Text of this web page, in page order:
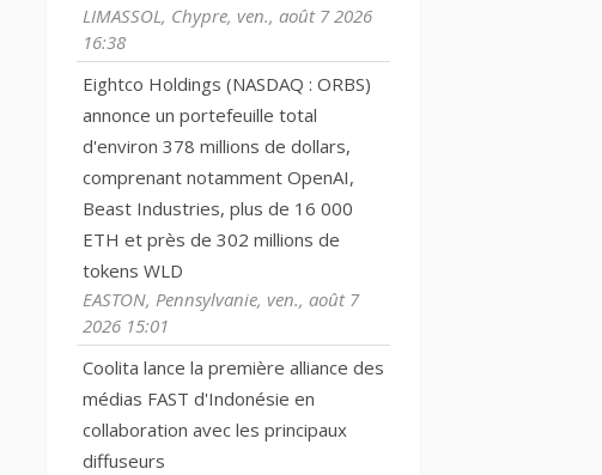
LIMASSOL, Chypre, ven., août 7 2026
16:38
Eightco Holdings (NASDAQ : ORBS)
annonce un portefeuille total
d'environ 378 millions de dollars,
comprenant notamment OpenAI,
Beast Industries, plus de 16 000
ETH et près de 302 millions de
tokens WLD
EASTON, Pennsylvanie, ven., août 7
2026 15:01
Coolita lance la première alliance des
médias FAST d'Indonésie en
collaboration avec les principaux
diffuseurs